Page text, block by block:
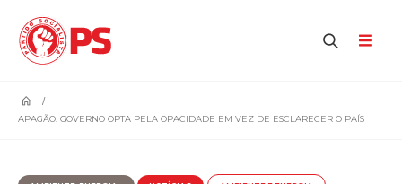
APAGÃO: GOVERNO OPTA PELA OPACIDADE EM VEZ DE ESCLARECER O PAÍS